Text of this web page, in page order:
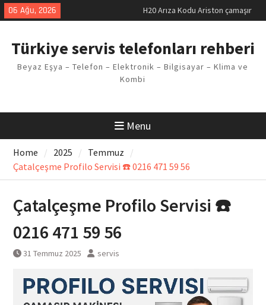
Skip
to
06 Ağu, 2026
makinesi Sorunu
LG kombi E2 Arızası Çözümü
Çözüm Yöntemleri
Vaillant çamaşır makinesi E03
Arıza Kodu
Ferroli klima E3 Arızası Çözümü
Türkiye servis telefonları rehberi
Beyaz Eşya – Telefon – Elektronik – Bilgisayar – Klima ve
Kombi
Menu
Home 2025
Temmuz
Çatalçeşme Profilo Servisi ☎️ 0216 471 59 56
Çatalçeşme Profilo Servisi ☎️
0216 471 59 56
31 Temmuz 2025 servis